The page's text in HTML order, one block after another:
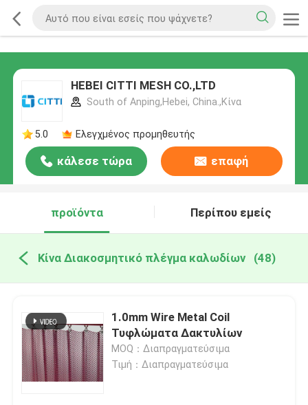
HEBEI CITTI MESH CO.,LTD
South of Anping,Hebei, China.,Κίνα
5.0 Ελεγχμένος προμηθευτής
κάλεσε τώρα επαφή
προϊόντα Περίπου εμείς
Κίνα Διακοσμητικό πλέγμα καλωδίων (48)
1.0mm Wire Metal Coil
Τυφλώματα Δακτυλίων
MOQ：Διαπραγματεύσιμα
Τιμή：Διαπραγματεύσιμα